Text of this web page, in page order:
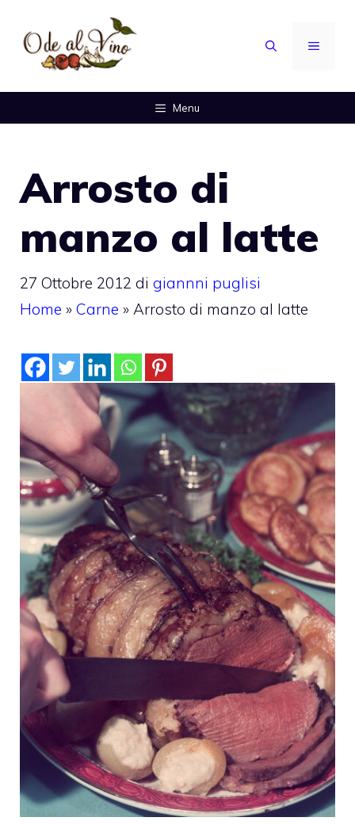
contenuto
MENU
Menu
Arrosto di
manzo al latte
27 Ottobre 2012 di giannni puglisi
Home » Carne » Arrosto di manzo al latte